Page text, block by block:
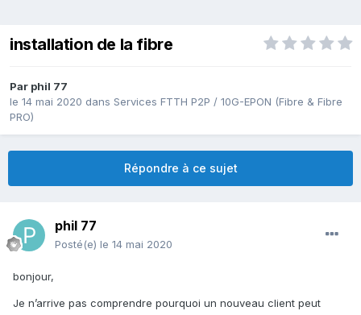
installation de la fibre
Par phil 77
le 14 mai 2020 dans Services FTTH P2P / 10G-EPON (Fibre & Fibre
PRO)
Répondre à ce sujet
phil 77
Posté(e) le 14 mai 2020
bonjour,
Je n’arrive pas comprendre pourquoi un nouveau client peut